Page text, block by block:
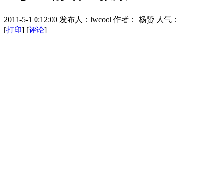
2011-5-1 0:12:00 发布人：lwcool 作者： 杨赟 人气：
[打印] [评论]